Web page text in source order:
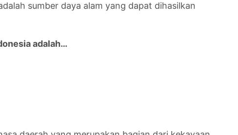
sumber daya alam yang dapat dihasilkan
adalah…